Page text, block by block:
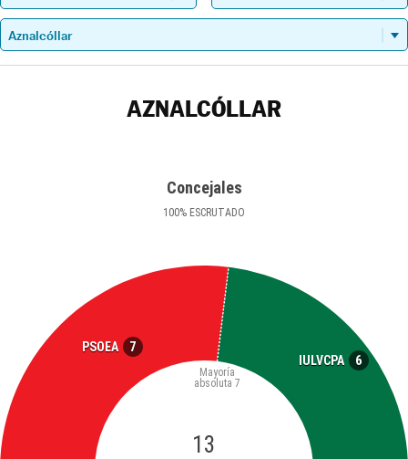
AZNALCÓLLAR
Concejales
100% ESCRUTADO
PSOEA 7
IULVCPA 6
13
Mayoría
absoluta 7